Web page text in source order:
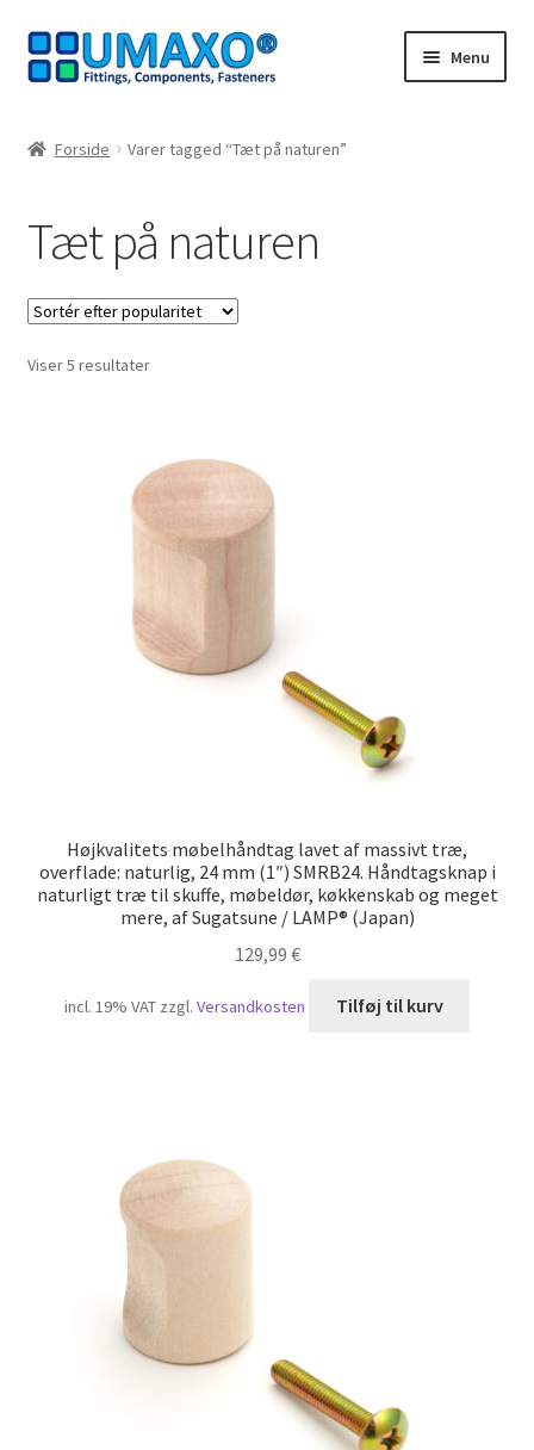
Spring
til
Spring
til
Menu
AGB
Databeskyttelse
Indkøbskurv
Træk dig ud af kontrakten
Forside Varer tagged “Tæt på naturen”
Tæt på naturen
Viser 5 resultaterSorteret
Højkvalitets møbelhåndtag lavet af massivt træ,
overflade: naturlig, 24 mm (1″) SMRB24. Håndtagsknap i
naturligt træ til skuffe, møbeldør, køkkenskab og meget
mere, af Sugatsune / LAMP® (Japan)
129,99 €
incl. 19% VAT zzgl. Versandkosten Tilføj til kurv